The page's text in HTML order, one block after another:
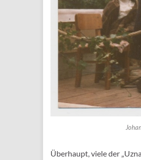
Überhaupt, viele der